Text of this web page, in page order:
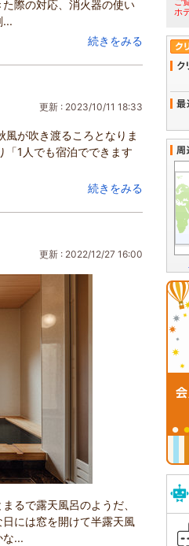
際の対応、消火器の使い
...
続きをみる
更新 : 2023/10/11 18:33
が吹き渡るころとなりま
「1人でも宿泊でできます
続きをみる
更新 : 2022/12/27 16:00
るで露天風呂のようだ、
には窓を開けて半露天風
な...
ホ